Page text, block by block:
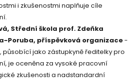
i zkušenostmi naplňuje cíle
Střední škola prof. Zdeňka
Poruba, příspěvková organizace-
působící jako zástupkyně ředitelky pro
je oceněna za vysoké pracovní
zkušenosti a nadstandardní